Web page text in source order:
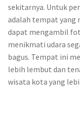
sekitarnya. Untuk
adalah tempat yang
dapat mengambil
menikmati udara
bagus. Tempat ini
lebih lembut dan
wisata kota yang